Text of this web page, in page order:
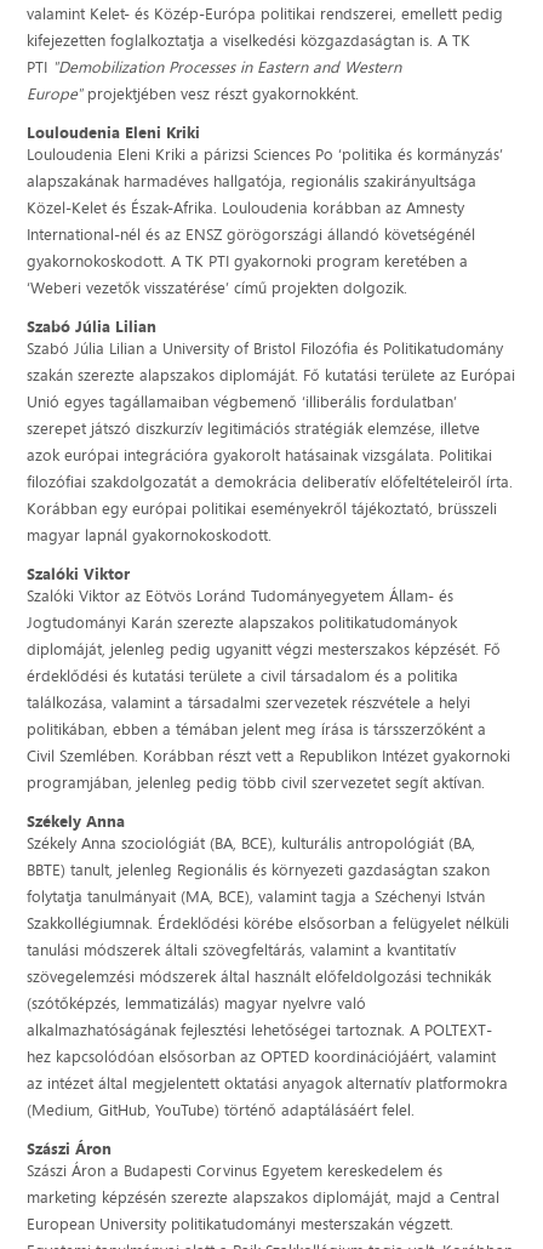
valamint Kelet- és Közép-Európa politikai rendszerei, emellett pedig
kifejezetten foglalkoztatja a viselkedési közgazdaságtan is. A TK
PTI "Demobilization Processes in Eastern and Western
Europe" projektjében vesz részt gyakornokként.
Louloudenia Eleni Kriki
Louloudenia Eleni Kriki a párizsi Sciences Po ‘politika és kormányzás’
alapszakának harmadéves hallgatója, regionális szakirányultsága
Közel-Kelet és Észak-Afrika. Louloudenia korábban az Amnesty
International-nél és az ENSZ görögországi állandó követségénél
gyakornokoskodott. A TK PTI gyakornoki program keretében a
‘Weberi vezetők visszatérése’ című projekten dolgozik.
Szabó Júlia Lilian
Szabó Júlia Lilian a University of Bristol Filozófia és Politikatudomány
szakán szerezte alapszakos diplomáját. Fő kutatási területe az Európai
Unió egyes tagállamaiban végbemenő ‘illiberális fordulatban’
szerepet játszó diszkurzív legitimációs stratégiák elemzése, illetve
azok európai integrációra gyakorolt hatásainak vizsgálata. Politikai
filozófiai szakdolgozatát a demokrácia deliberatív előfeltételeiről írta.
Korábban egy európai politikai eseményekről tájékoztató, brüsszeli
magyar lapnál gyakornokoskodott.
Szalóki Viktor
Szalóki Viktor az Eötvös Loránd Tudományegyetem Állam- és
Jogtudományi Karán szerezte alapszakos politikatudományok
diplomáját, jelenleg pedig ugyanitt végzi mesterszakos képzését. Fő
érdeklődési és kutatási területe a civil társadalom és a politika
találkozása, valamint a társadalmi szervezetek részvétele a helyi
politikában, ebben a témában jelent meg írása is társszerzőként a
Civil Szemlében. Korábban részt vett a Republikon Intézet gyakornoki
programjában, jelenleg pedig több civil szervezetet segít aktívan.
Székely Anna
Székely Anna szociológiát (BA, BCE), kulturális antropológiát (BA,
BBTE) tanult, jelenleg Regionális és környezeti gazdaságtan szakon
folytatja tanulmányait (MA, BCE), valamint tagja a Széchenyi István
Szakkollégiumnak. Érdeklődési körébe elsősorban a felügyelet nélküli
tanulási módszerek általi szövegfeltárás, valamint a kvantitatív
szövegelemzési módszerek által használt előfeldolgozási technikák
(szótőképzés, lemmatizálás) magyar nyelvre való
alkalmazhatóságának fejlesztési lehetőségei tartoznak. A POLTEXT-
hez kapcsolódóan elsősorban az OPTED koordinációjáért, valamint
az intézet által megjelentett oktatási anyagok alternatív platformokra
(Medium, GitHub, YouTube) történő adaptálásáért felel.
Szászi Áron
Szászi Áron a Budapesti Corvinus Egyetem kereskedelem és
marketing képzésén szerezte alapszakos diplomáját, majd a Central
European University politikatudományi mesterszakán végzett.